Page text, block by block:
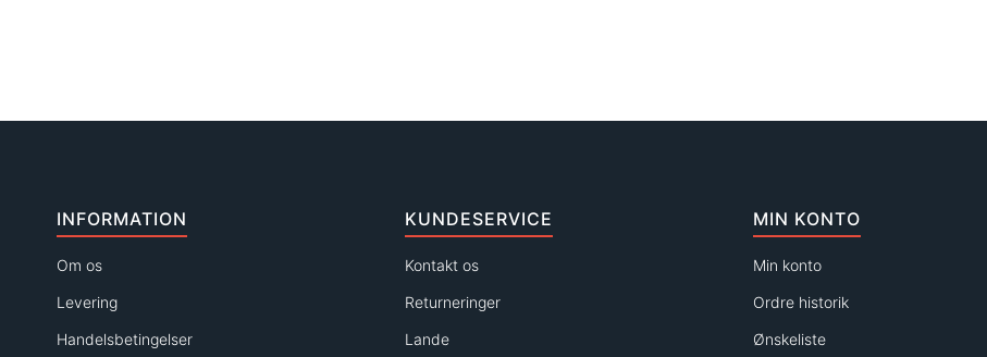
INFORMATION
Om os
Levering
Handelsbetingelser
KUNDESERVICE
Kontakt os
Returneringer
Lande
MIN KONTO
Min konto
Ordre historik
Ønskeliste